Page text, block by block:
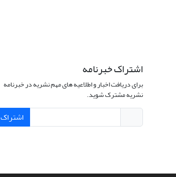
اشتراک خبرنامه
برای دریافت اخبار و اطلاعیه های مهم نشریه در خبرنامه
نشریه مشترک شوید.
اشتراک